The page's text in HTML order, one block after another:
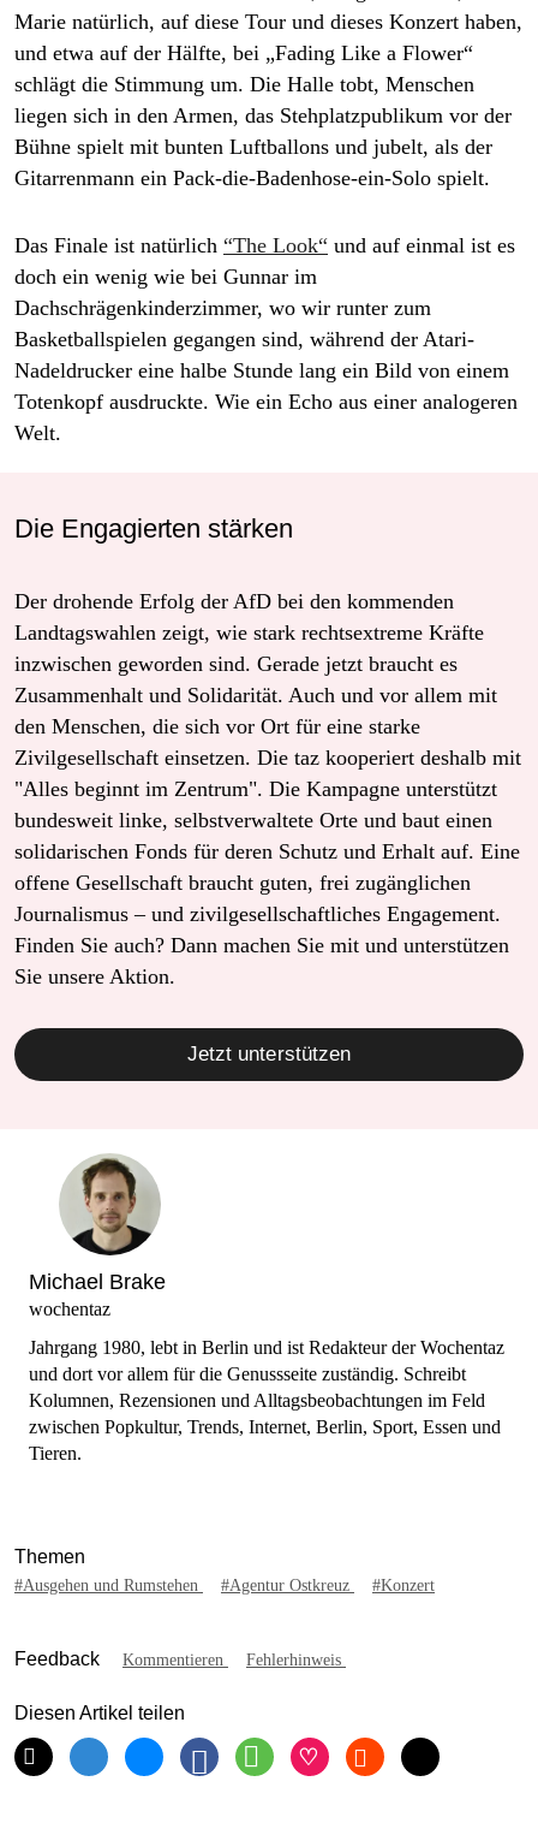
Marie natürlich, auf diese Tour und dieses Konzert haben,
und etwa auf der Hälfte, bei „Fading Like a Flower“
schlägt die Stimmung um. Die Halle tobt, Menschen
liegen sich in den Armen, das Stehplatzpublikum vor der
Bühne spielt mit bunten Luftballons und jubelt, als der
Gitarrenmann ein Pack-die-Badenhose-ein-Solo spielt.
Das Finale ist natürlich “The Look“ und auf einmal ist es
doch ein wenig wie bei Gunnar im
Dachschrägenkinderzimmer, wo wir runter zum
Basketballspielen gegangen sind, während der Atari-
Nadeldrucker eine halbe Stunde lang ein Bild von einem
Totenkopf ausdruckte. Wie ein Echo aus einer analogeren
Welt.
Die Engagierten stärken
Der drohende Erfolg der AfD bei den kommenden
Landtagswahlen zeigt, wie stark rechtsextreme Kräfte
inzwischen geworden sind. Gerade jetzt braucht es
Zusammenhalt und Solidarität. Auch und vor allem mit
den Menschen, die sich vor Ort für eine starke
Zivilgesellschaft einsetzen. Die taz kooperiert deshalb mit
"Alles beginnt im Zentrum". Die Kampagne unterstützt
bundesweit linke, selbstverwaltete Orte und baut einen
solidarischen Fonds für deren Schutz und Erhalt auf. Eine
offene Gesellschaft braucht guten, frei zugänglichen
Journalismus – und zivilgesellschaftliches Engagement.
Finden Sie auch? Dann machen Sie mit und unterstützen
Sie unsere Aktion.
Jetzt unterstützen
Michael Brake
wochentaz
Jahrgang 1980, lebt in Berlin und ist Redakteur der Wochentaz
und dort vor allem für die Genussseite zuständig. Schreibt
Kolumnen, Rezensionen und Alltagsbeobachtungen im Feld
zwischen Popkultur, Trends, Internet, Berlin, Sport, Essen und
Tieren.
Themen
#Ausgehen und Rumstehen #Agentur Ostkreuz #Konzert
Feedback Kommentieren Fehlerhinweis
Diesen Artikel teilen